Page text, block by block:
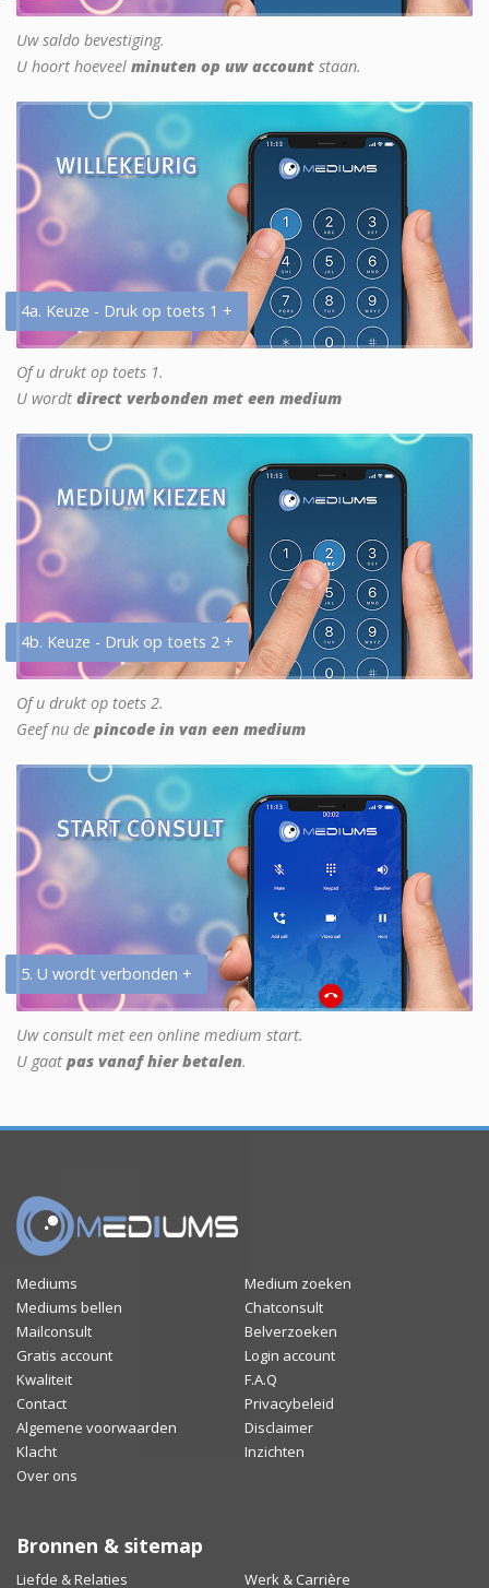
Uw saldo bevestiging.
U hoort hoeveel minuten op uw account staan.
4a. Keuze - Druk op toets 1 +
Of u drukt op toets 1.
U wordt direct verbonden met een medium
4b. Keuze - Druk op toets 2 +
Of u drukt op toets 2.
Geef nu de pincode in van een medium
5. U wordt verbonden +
Uw consult met een online medium start.
U gaat pas vanaf hier betalen.
Mediums
Medium zoeken
Mediums bellen
Chatconsult
Mailconsult
Belverzoeken
Gratis account
Login account
Kwaliteit
F.A.Q
Contact
Privacybeleid
Algemene voorwaarden
Disclaimer
Klacht
Inzichten
Over ons
Bronnen & sitemap
Liefde & Relaties Werk & Carrière